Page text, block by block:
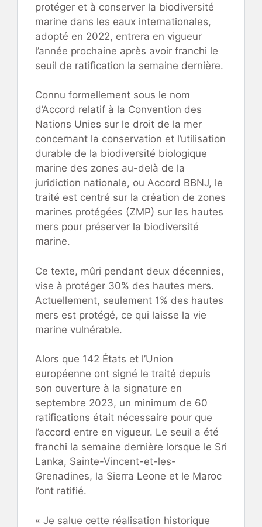
protéger et à conserver la biodiversité
marine dans les eaux internationales,
adopté en 2022, entrera en vigueur
l’année prochaine après avoir franchi le
seuil de ratification la semaine dernière.
Connu formellement sous le nom
d’Accord relatif à la Convention des
Nations Unies sur le droit de la mer
concernant la conservation et l’utilisation
durable de la biodiversité biologique
marine des zones au-delà de la
juridiction nationale, ou Accord BBNJ, le
traité est centré sur la création de zones
marines protégées (ZMP) sur les hautes
mers pour préserver la biodiversité
marine.
Ce texte, mûri pendant deux décennies,
vise à protéger 30% des hautes mers.
Actuellement, seulement 1% des hautes
mers est protégé, ce qui laisse la vie
marine vulnérable.
Alors que 142 États et l’Union
européenne ont signé le traité depuis
son ouverture à la signature en
septembre 2023, un minimum de 60
ratifications était nécessaire pour que
l’accord entre en vigueur. Le seuil a été
franchi la semaine dernière lorsque le Sri
Lanka, Sainte-Vincent-et-les-
Grenadines, la Sierra Leone et le Maroc
l’ont ratifié.
« Je salue cette réalisation historique